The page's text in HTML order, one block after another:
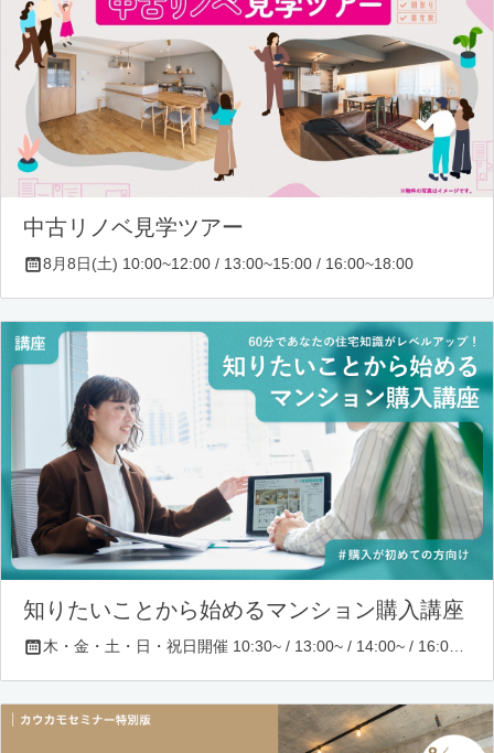
中古リノベ見学ツアー
8月8日(土) 10:00~12:00 / 13:00~15:00 / 16:00~18:00
知りたいことから始めるマンション購入講座
木・金・土・日・祝日開催 10:30~ / 13:00~ / 14:00~ / 16:00~ / 17:00~/ 18:30~/ 19:30~